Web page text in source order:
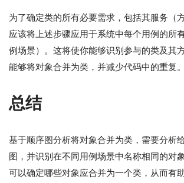
为了确定类的所有必要需求，包括其服务（
应该将上述步骤应用于系统中每个用例的所
例场景）。这将使你能够识别参与的类及其
能够将对象合并为类，并减少代码中的重复。
总结
基于顺序图分析将对象合并为类，需要分析
图，并识别在不同用例场景中名称相同的对
可以确定哪些对象应合并为一个类，从而有